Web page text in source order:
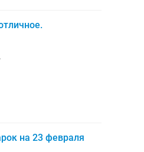
на 23 февраля